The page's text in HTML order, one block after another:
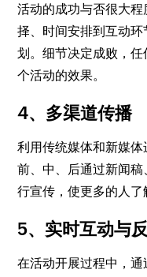
活动的成功与否很大
择、时间安排到互动
划。细节决定成败，
个活动的效果。
4、多渠道传播
利用传统媒体和新媒
前、中、后通过新闻
行宣传，使更多的人了
5、实时互动与
在活动开展过程中，